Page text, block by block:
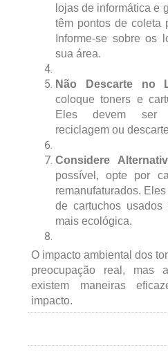
lojas de informática e
têm pontos de coleta
Informe-se sobre os
sua área.
Não Descarte no
coloque toners e
Eles devem ser
reciclagem ou
Considere
possível, opte por
remanufaturados.
de cartuchos
mais ecológica.
O impacto ambiental dos
preocupação real,
existem maneiras
impacto.